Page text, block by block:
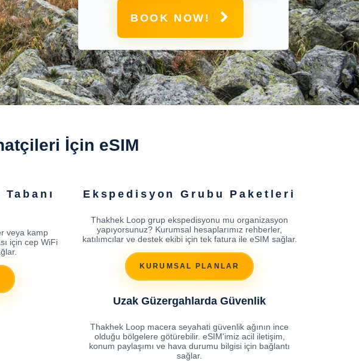
BOOK NOW!
İçin eSIM
veya kamp
için cep WiFi
Ekspedisyon Grubu Paketleri
Thakhek Loop grup ekspedisyonu mu organizasyon
yapıyorsunuz? Kurumsal hesaplarımız rehberler,
katılımcılar ve destek ekibi için tek fatura ile eSIM sağlar.
KURUMSAL PLANLAR
Uzak Güzergahlarda Güvenlik
Thakhek Loop macera seyahati güvenlik ağının ince
olduğu bölgelere götürebilir. eSIM'imiz acil iletişim,
konum paylaşımı ve hava durumu bilgisi için bağlantı
sağlar.